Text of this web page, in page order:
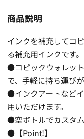
商品説明
インクを補充してコ
る補充用インクです。
●コピックウォレッ
で、手軽に持ち運びが
●インクアートなど
用いただけます。
●空ボトルでカスタム
●【Point!】